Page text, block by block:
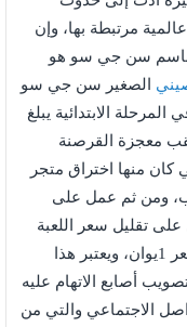
مرتبطة بها، وإن
باسم سن جي سو هو
الصغير سن جي سو
الابتدائية يبلغ
لقب معجزة القرصنة
منها اختراق متجر
ومن ثم عمل على
تقليل سعر اللعبة
الحقيقي والذين كان يبلغ 2500 يوان إلى سعر 1يوان، ويعتبر هذا
أصابع الاتهام عليه
الاجتماعي والتي من